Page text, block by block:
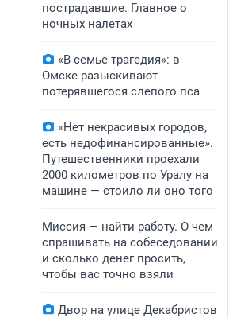
пострадавшие. Главное о
ночных налетах
«В семье трагедия»: в
Омске разыскивают
потерявшегося слепого пса
«Нет некрасивых городов,
есть недофинансированные».
Путешественники проехали
2000 километров по Уралу на
машине — стоило ли оно того
Миссия — найти работу. О чем
спрашивать на собеседовании
и сколько денег просить,
чтобы вас точно взяли
Двор на улице Декабристов